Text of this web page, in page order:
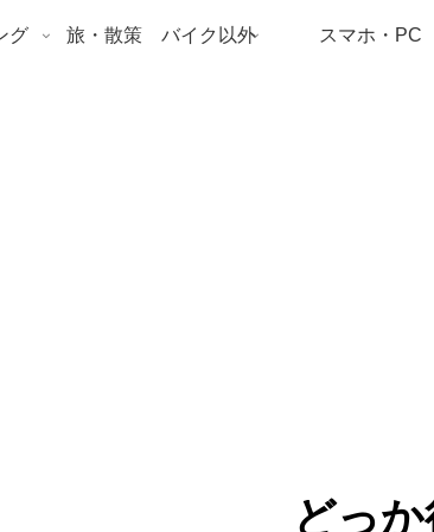
どっ
グ 旅・散策 バイク以外 スマホ・PC